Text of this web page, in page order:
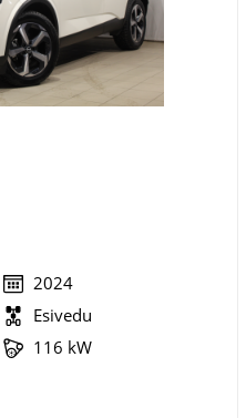
2024
Esivedu
116 kW